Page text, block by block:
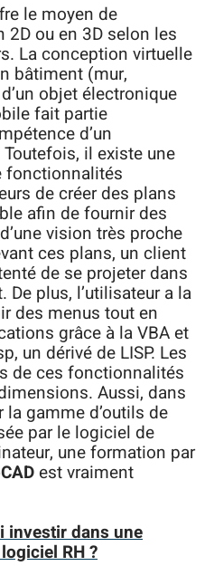
le moyen de
ou en 3D selon les
La conception virtuelle
bâtiment (mur,
objet électronique
fait partie
d’un
il existe une
fonctionnalités
de créer des plans
afin de fournir des
vision très proche
ces plans, un client
de se projeter dans
plus, l’utilisateur a la
des menus tout en
grâce à la VBA et
un dérivé de LISP. Les
de ces fonctionnalités
Aussi, dans
gamme d’outils de
par le logiciel de
une formation par
est vraiment
investir dans une
RH ?